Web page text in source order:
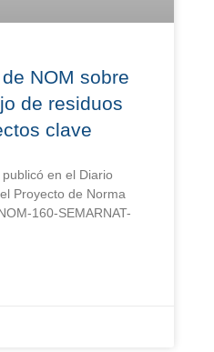
NOM sobre
de residuos
clave
en el Diario
Proyecto de Norma
160-SEMARNAT-